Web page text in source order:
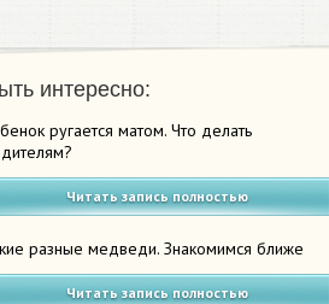
интересно:
ругается матом. Что делать
Читать запись полностью
разные медведи. Знакомимся ближе
Читать запись полностью